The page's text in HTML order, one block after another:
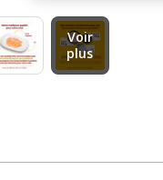
Voir
plus